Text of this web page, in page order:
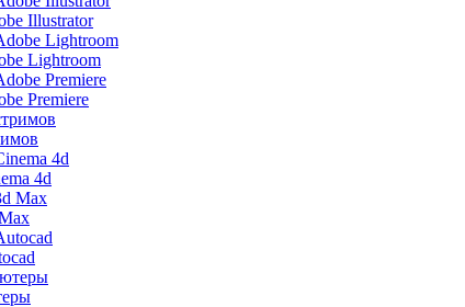
Illustrator
Lightroom
Premiere
4d